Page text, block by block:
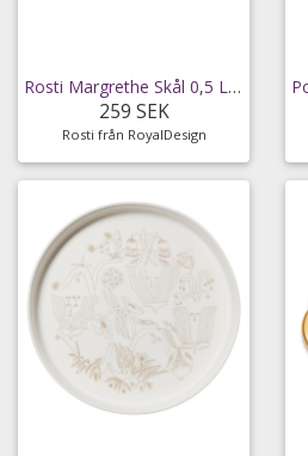
Rosti Margrethe Skål 0,5 L - Bunkar & skålar Stål
259 SEK
Rosti från RoyalDesign